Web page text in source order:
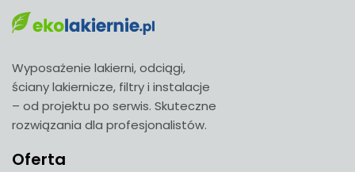
Wyposażenie lakierni, odciągi,
ściany lakiernicze, filtry i instalacje
– od projektu po serwis. Skuteczne
rozwiązania dla profesjonalistów.
Oferta